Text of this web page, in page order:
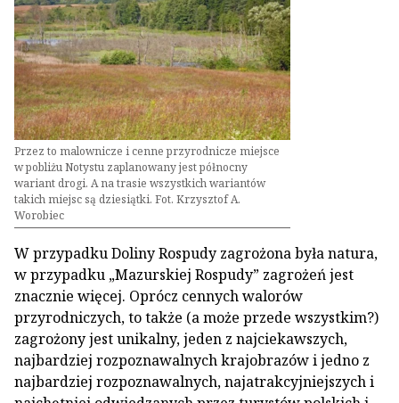
Przez to malownicze i cenne przyrodnicze miejsce
w pobliżu Notystu zaplanowany jest północny
wariant drogi. A na trasie wszystkich wariantów
takich miejsc są dziesiątki. Fot. Krzysztof A.
Worobiec
W przypadku Doliny Rospudy zagrożona była natura,
w przypadku „Mazurskiej Rospudy” zagrożeń jest
znacznie więcej. Oprócz cennych walorów
przyrodniczych, to także (a może przede wszystkim?)
zagrożony jest unikalny, jeden z najciekawszych,
najbardziej rozpoznawalnych krajobrazów i jedno z
najbardziej rozpoznawalnych, najatrakcyjniejszych i